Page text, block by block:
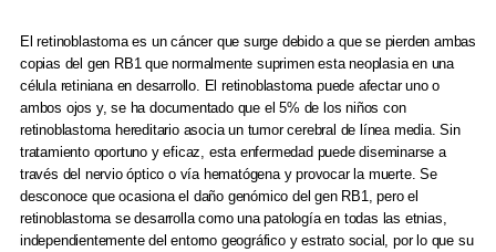
El retinoblastoma es un cáncer que surge debido a que se pierden ambas
copias del gen RB1 que normalmente suprimen esta neoplasia en una
célula retiniana en desarrollo. El retinoblastoma puede afectar uno o
ambos ojos y, se ha documentado que el 5% de los niños con
retinoblastoma hereditario asocia un tumor cerebral de línea media. Sin
tratamiento oportuno y eficaz, esta enfermedad puede diseminarse a
través del nervio óptico o vía hematógena y provocar la muerte. Se
desconoce que ocasiona el daño genómico del gen RB1, pero el
retinoblastoma se desarrolla como una patología en todas las etnias,
independientemente del entorno geográfico y estrato social, por lo que su